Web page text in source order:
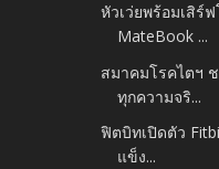
หัวเว่ยพร้อมเสิร์
MateBook ...
สมาคมโรคไตฯ
ทุกความจริ...
ฟิตบิทเปิดตัว
แข็ง...